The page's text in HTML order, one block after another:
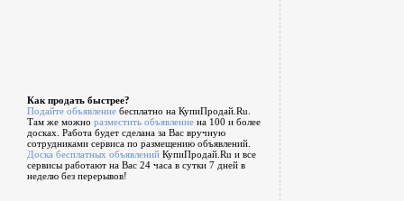
Как продать быстрее?
Подайте объявление бесплатно на КупиПродай.Ru.
Там же можно разместить объявление на 100 и более
досках. Работа будет сделана за Вас вручную
сотрудниками сервиса по размещению объявлений.
Доска бесплатных объявлений КупиПродай.Ru и все
сервисы работают на Вас 24 часа в сутки 7 дней в
неделю без перерывов!